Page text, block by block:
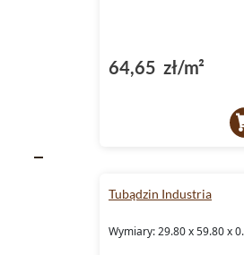
64,65 zł/m²
Tubądzin Industria
Wymiary: 29.80 x 59.80 x